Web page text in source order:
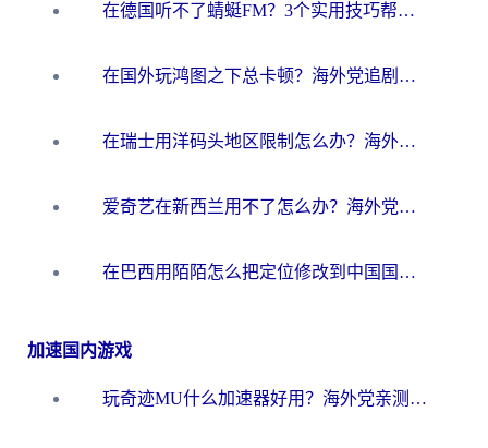
在德国听不了蜻蜓FM？3个实用技巧帮你解锁国内影音自由
在国外玩鸿图之下总卡顿？海外党追剧听歌的3个实用解决方案
在瑞士用洋码头地区限制怎么办？海外华人必看的回国加速全攻略
爱奇艺在新西兰用不了怎么办？海外党亲测有效的回国加速方案
在巴西用陌陌怎么把定位修改到中国国内？海外党必看的回国加速全攻略
加速国内游戏
玩奇迹MU什么加速器好用？海外党亲测：这款加速器让你告别延迟卡顿！